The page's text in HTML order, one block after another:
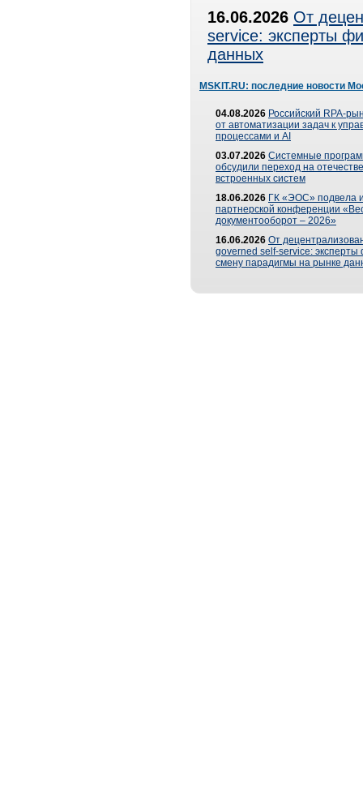
16.06.2026 От
service: эксперты
данных
MSKIT.RU: последние новости
04.08.2026 Российский RPA-
от автоматизации задач к
процессами и AI
03.07.2026 Системные
обсудили переход на
встроенных систем
18.06.2026 ГК «ЭОС» подвела
партнерской конференции
документооборот – 2026»
16.06.2026 От
governed self-service: эксперты
смену парадигмы на рынке